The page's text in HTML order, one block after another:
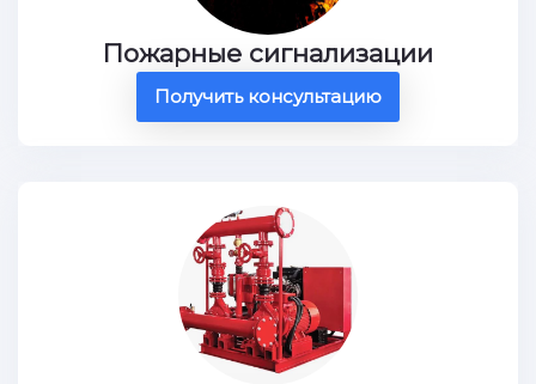
Пожарные сигнализации
Получить консультацию